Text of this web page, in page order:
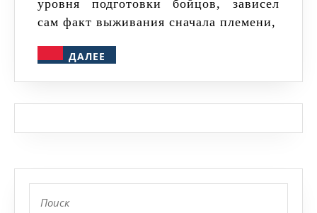
уровня подготовки бойцов, зависел
сам факт выживания сначала племени,
ДАЛЕЕ